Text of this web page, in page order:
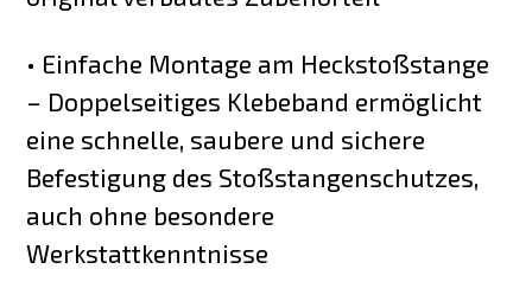
• Einfache Montage am Heckstoßstange
– Doppelseitiges Klebeband ermöglicht
eine schnelle, saubere und sichere
Befestigung des Stoßstangenschutzes,
auch ohne besondere
Werkstattkenntnisse